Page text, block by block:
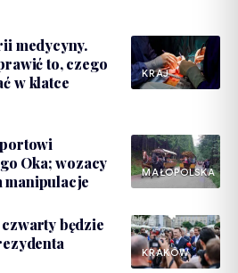
KRAJ
medycyny.
to, czego
w klatce
MAŁOPOLSKA
Oka; wozacy
manipulacje
KRAKÓW
będzie